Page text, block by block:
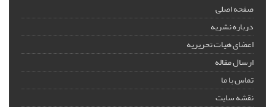
صفحه اصلی
درباره نشریه
اعضای هیات تحریریه
ارسال مقاله
تماس با ما
نقشه سایت